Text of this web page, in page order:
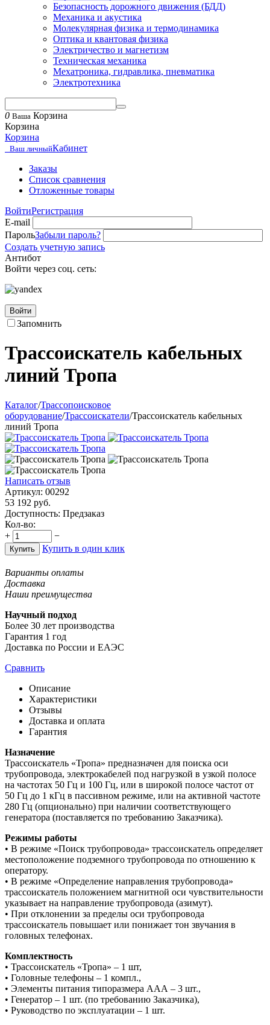
Безопасность дорожного движения (БДД)
Механика и акустика
Молекулярная физика и термодинамика
Оптика и квантовая физика
Электричество и магнетизм
Техническая механика
Мехатроника, гидравлика, пневматика
Электротехника
0 Ваша Корзина
Корзина
Корзина
Ваш личныйКабинет
Заказы
Список сравнения
Отложенные товары
ВойтиРегистрация
E-mail
ПарольЗабыли пароль?
Создать учетную запись
Антибот
Войти через соц. сеть:
Войти
Запомнить
Трассоискатель кабельных
линий Тропа
Каталог/Трассопоисковое
оборудование/Трассоискатели/Трассоискатель кабельных
линий Тропа
Написать отзыв
Артикул: 00292
53 192 руб.
Доступность: Предзаказ
Кол-во:
+
−
Купить Купить в один клик
Варианты оплаты
Доставка
Наши преимущества
Научный подход
Более 30 лет производства
Гарантия 1 год
Доставка по России и ЕАЭС
Сравнить
Описание
Характеристики
Отзывы
Доставка и оплата
Гарантия
Назначение
Трассоискатель «Тропа» предназначен для поиска оси
трубопровода, электрокабелей под нагрузкой в узкой полосе
на частотах 50 Гц и 100 Гц, или в широкой полосе частот от
50 Гц до 1 кГц в пассивном режиме, или на активной частоте
280 Гц (опционально) при наличии соответствующего
генератора (поставляется по требованию Заказчика).
Режимы работы
• В режиме «Поиск трубопровода» трассоискатель определяет
местоположение подземного трубопровода по отношению к
оператору.
• В режиме «Определение направления трубопровода»
трассоискатель положением магнитной оси чувствительности
указывает на направление трубопровода (азимут).
• При отклонении за пределы оси трубопровода
трассоискатель повышает или понижает тон звучания в
головных телефонах.
Комплектность
• Трассоискатель «Тропа» – 1 шт,
• Головные телефоны – 1 компл.,
• Элементы питания типоразмера ААА – 3 шт.,
• Генератор – 1 шт. (по требованию Заказчика),
• Руководство по эксплуатации – 1 шт.